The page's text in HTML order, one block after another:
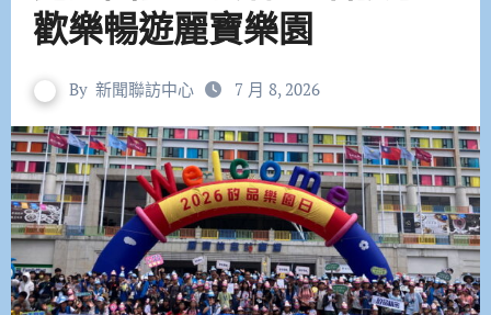
歡樂暢遊麗寶樂園
By 新聞聯訪中心 7 月 8, 2026